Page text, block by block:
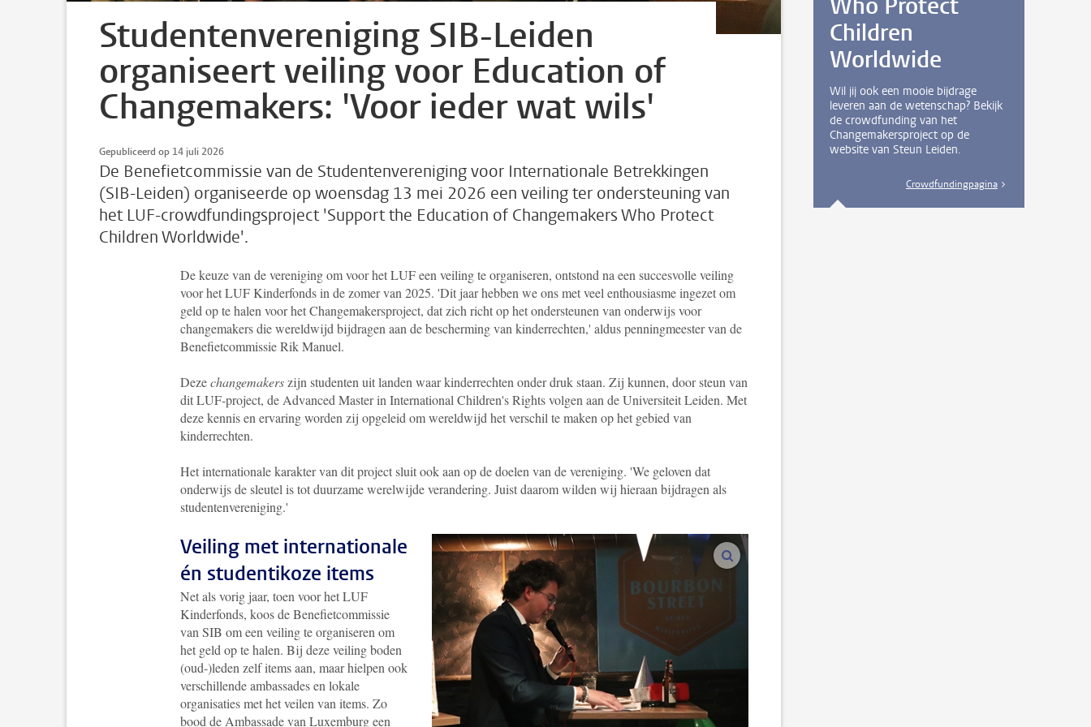
Studentenvereniging SIB-Leiden
organiseert veiling voor Education of
Changemakers: 'Voor ieder wat wils'
Gepubliceerd op 14 juli 2026
De Benefietcommissie van de Studentenvereniging voor Internationale Betrekkingen
(SIB-Leiden) organiseerde op woensdag 13 mei 2026 een veiling ter ondersteuning van
het LUF-crowdfundingsproject 'Support the Education of Changemakers Who Protect
Children Worldwide'.
De keuze van de vereniging om voor het LUF een veiling te organiseren, ontstond na een succesvolle veiling
voor het LUF Kinderfonds in de zomer van 2025. 'Dit jaar hebben we ons met veel enthousiasme ingezet om
geld op te halen voor het Changemakersproject, dat zich richt op het ondersteunen van onderwijs voor
changemakers die wereldwijd bijdragen aan de bescherming van kinderrechten,' aldus penningmeester van de
Benefietcommissie Rik Manuel.
Dezechangemakerszijn studenten uit landen waar kinderrechten onder druk staan. Zij kunnen, door steun van
dit LUF-project, de Advanced Master in International Children's Rights volgen aan de Universiteit Leiden. Met
deze kennis en ervaring worden zij opgeleid om wereldwijd het verschil te maken op het gebied van
kinderrechten.
Het internationale karakter van dit project sluit ook aan op de doelen van de vereniging. 'We geloven dat
onderwijs de sleutel is tot duurzame werelwijde verandering. Juist daarom wilden wij hieraan bijdragen als
studentenvereniging.'
vergroot afbeeldingen
Veiling met internationale
én studentikoze items
Net als vorig jaar, toen voor het LUF
Kinderfonds, koos de Benefietcommissie
van SIB om een veiling te organiseren om
het geld op te halen. Bij deze veiling boden
(oud-)leden zelf items aan, maar hielpen ook
verschillende ambassades en lokale
organisaties met het veilen van items. Zo
bood de Ambassade van Luxemburg een
Who Protect
Children
Worldwide
Wil jij ook een mooie bijdrage
leveren aan de wetenschap? Bekijk
de crowdfunding van het
Changemakersproject op de
website van Steun Leiden.
Crowdfundingpagina